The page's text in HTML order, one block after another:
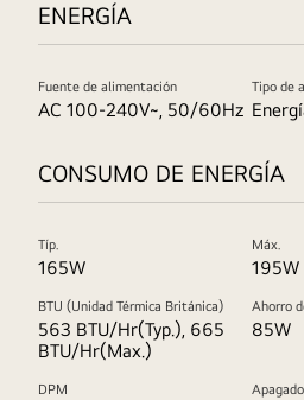
ENERGÍA
Fuente de alimentación
AC 100-240V~, 50/60Hz
Tipo de
CONSUMO DE ENERGÍA
Típ.
165W
Máx.
195W
BTU (Unidad Térmica Británica)
563 BTU/Hr(Typ.), 665
BTU/Hr(Max.)
Ahorro
85W
DPM Apagado